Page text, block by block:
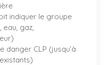
indiquer le groupe
gaz,
danger CLP (jusqu’à